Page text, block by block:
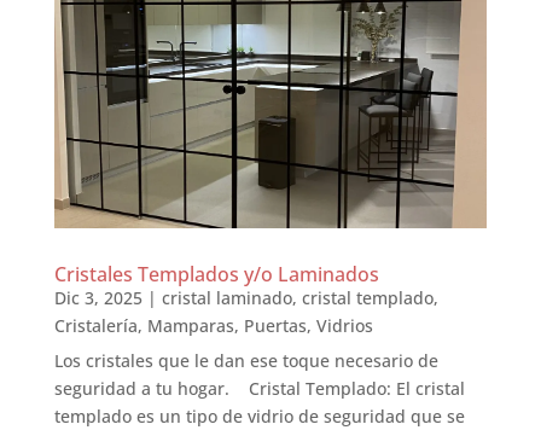
Cristales Templados y/o Laminados
Dic 3, 2025| cristal laminado, cristal templado,
Cristalería, Mamparas, Puertas, Vidrios
Los cristales que le dan ese toque necesario de
seguridad a tu hogar. Cristal Templado: El cristal
templado es un tipo de vidrio de seguridad que se